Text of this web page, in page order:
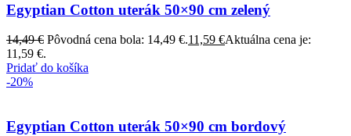
Egyptian Cotton uterák 50×90 cm zelený
14,49€ Pôvodná cena bola: 14,49 €.11,59 €Aktuálna cena je:
11,59 €.
Pridať do košíka
-20%
Egyptian Cotton uterák 50×90 cm bordový